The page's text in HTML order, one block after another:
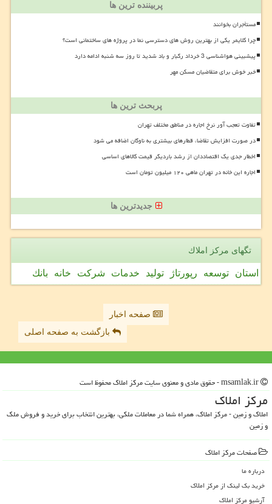
پربیننده ترین ها
مستأجران بخوانند
چرا کلایمر یکی از بهترین روش های دسترسی نما در پروژه های ساختمانی است؟
پیشبینی هواشناسی 3 خرداد رگبار و باد شدید تا روز سه شنبه ادامه دارد
خبر خوش برای متقاضیان مسکن مهر
پربحث ترین ها
تفاوت تعجب آور نرخ اجاره در مناطق مختلف تهران
در صورت افزایش تقاضا، قطارهای بیشتری به ناوگان اضافه می شود
اخطار جدی یک اقتصاددان از رشد باردیگر قیمت کالاهای اساسی
اجاره این خانه در تهران ماهی ۱۲۰ میلیون تومان است
جدیدترین ها
تگهای مركز املاك
استان توسعه رپورتاژ تولید خدمات شركت خانه بانك
صفحه اخبار
بازگشت به صفحه اصلی
مركز املاك
املاک و زمین - مرکز املاک، همراه شما در معاملات ملکی، بهترین انتخاب برای خرید و فروش ملک
و زمین
صفحات مركز املاك
درباره ما
خرید بک لینک از مركز املاك
آرشیو مركز املاك